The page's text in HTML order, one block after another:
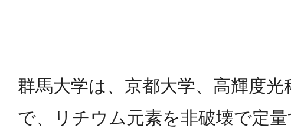
群馬大学は、京都大学、高輝度
で、リチウム元素を非破壊で定